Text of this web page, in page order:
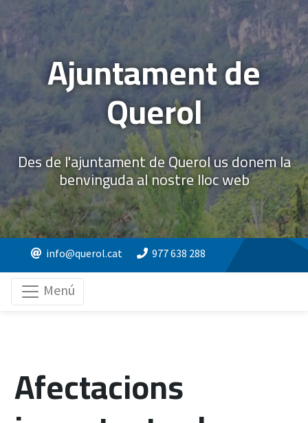
Ajuntament de
Querol
Des de l'ajuntament de Querol us donem la
benvinguda al nostre lloc web
info@querol.cat 977 638 288
Menú
Afectacions